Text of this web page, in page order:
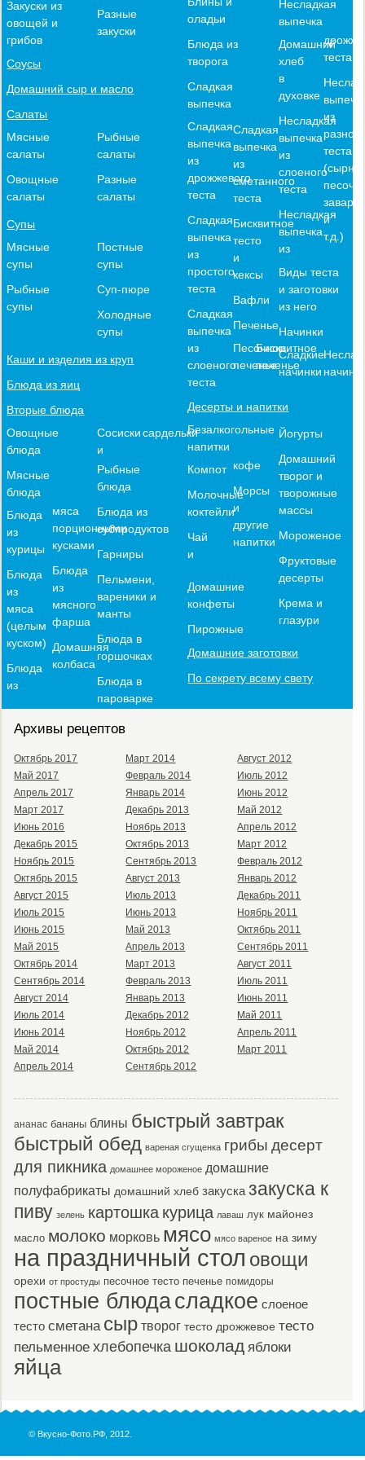
Закуски из
овощей и
грибов
Разные
закуски
Соусы
Домашний сыр и масло
Салаты
Мясные
салаты
Овощные
салаты
Рыбные
салаты
Разные
салаты
Супы
Мясные
супы
Рыбные
супы
Постные
супы
Суп-пюре
Холодные
супы
Каши и изделия из круп
Блюда из яиц
Вторые блюда
Овощные
блюда
Мясные
блюда
Блюда
из
курицы
Блюда
из
мяса
(целым
куском)
Блюда
из
мяса
порционными
кусками
Блюда
из
мясного
фарша
Домашняя
колбаса
Сосиски
и
сардельки
Рыбные
блюда
Блюда из
субпродуктов
Гарниры
Пельмени,
вареники и
манты
Блюда в
горшочках
Блюда в
пароварке
оладьи
Блюда из
творога
Сладкая
выпечка
Сладкая
выпечка
из
дрожжевого
теста
Сладкая
выпечка
из
простого
теста
Сладкая
выпечка
из
слоеного
теста
Сладкая
выпечка
из
сметанного
теста
Бисквитное
тесто
и
кексы
Вафли
Печенье
Песочное
печенье
Бисквитное
печенье
Несладкая
выпечка
Домашний
хлеб
в
духовке
Несладкая
выпечка
из
слоеного
теста
Несладкая
выпечка
из
теста
из
разного
теста
и
т.д.)
Виды теста
и заготовки
из него
Начинки
Сладкие
начинки
Десерты и напитки
Безалкогольные
напитки
Компот
Молочные
коктейли
Чай
и
кофе
Морсы
и
другие
напитки
Домашние
конфеты
Пирожные
Йогурты
Домашний
творог и
творожные
массы
Мороженое
Фруктовые
десерты
Крема и
глазури
Домашние заготовки
По секрету всему свету
Архивы рецептов
Октябрь 2017
Май 2017
Апрель 2017
Март 2017
Июнь 2016
Декабрь 2015
Ноябрь 2015
Октябрь 2015
Август 2015
Июль 2015
Июнь 2015
Май 2015
Октябрь 2014
Сентябрь 2014
Август 2014
Июль 2014
Июнь 2014
Май 2014
Апрель 2014
Март 2014
Февраль 2014
Январь 2014
Декабрь 2013
Ноябрь 2013
Октябрь 2013
Сентябрь 2013
Август 2013
Июль 2013
Июнь 2013
Май 2013
Апрель 2013
Март 2013
Февраль 2013
Январь 2013
Декабрь 2012
Ноябрь 2012
Октябрь 2012
Сентябрь 2012
Август 2012
Июль 2012
Июнь 2012
Май 2012
Апрель 2012
Март 2012
Февраль 2012
Январь 2012
Декабрь 2011
Ноябрь 2011
Октябрь 2011
Сентябрь 2011
Август 2011
Июль 2011
Июнь 2011
Май 2011
Апрель 2011
Март 2011
ананас бананы блины быстрый завтрак
быстрый обед вареная сгущенка грибы десерт
для пикника домашнее мороженое домашние
полуфабрикаты домашний хлеб закуска закуска к
пиву зелень картошка курица лаваш лук майонез
масло молоко морковь мясо мясо вареное на зиму
на праздничный стол овощи
орехи от простуды песочное тесто печенье помидоры
постные блюдасладкое слоеное
тесто сметана сыр творог тесто дрожжевое тесто
пельменное хлебопечка шоколад яблоки
яйца
© Вкусно-Фото.РФ, 2012.